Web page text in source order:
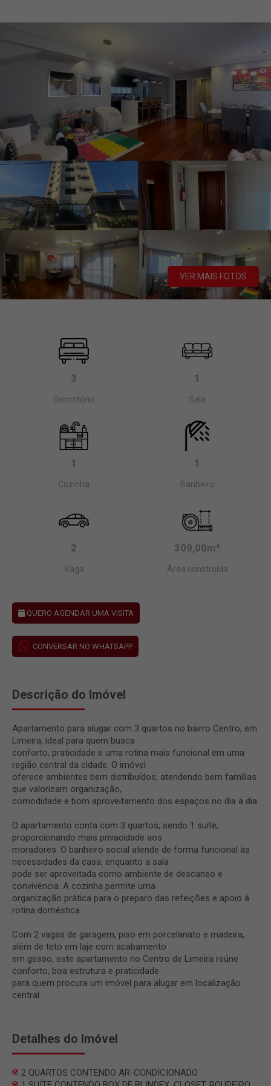
VER MAIS FOTOS
3
Dormitório
1
Sala
1
Cozinha
1
Banheiro
2
Vaga
309,00m²
Área construída
QUERO AGENDAR UMA VISITA
CONVERSAR NO WHATSAPP
Descrição do Imóvel
Apartamento para alugar com 3 quartos no bairro Centro, em
Limeira, ideal para quem busca
conforto, praticidade e uma rotina mais funcional em uma
região central da cidade. O imóvel
oferece ambientes bem distribuídos, atendendo bem famílias
que valorizam organização,
comodidade e bom aproveitamento dos espaços no dia a dia.
O apartamento conta com 3 quartos, sendo 1 suíte,
proporcionando mais privacidade aos
moradores. O banheiro social atende de forma funcional às
necessidades da casa, enquanto a sala
pode ser aproveitada como ambiente de descanso e
convivência. A cozinha permite uma
organização prática para o preparo das refeições e apoio à
rotina doméstica.
Com 2 vagas de garagem, piso em porcelanato e madeira,
além de teto em laje com acabamento
em gesso, este apartamento no Centro de Limeira reúne
conforto, boa estrutura e praticidade
para quem procura um imóvel para alugar em localização
central.
Detalhes do Imóvel
2 QUARTOS CONTENDO AR-CONDICIONADO